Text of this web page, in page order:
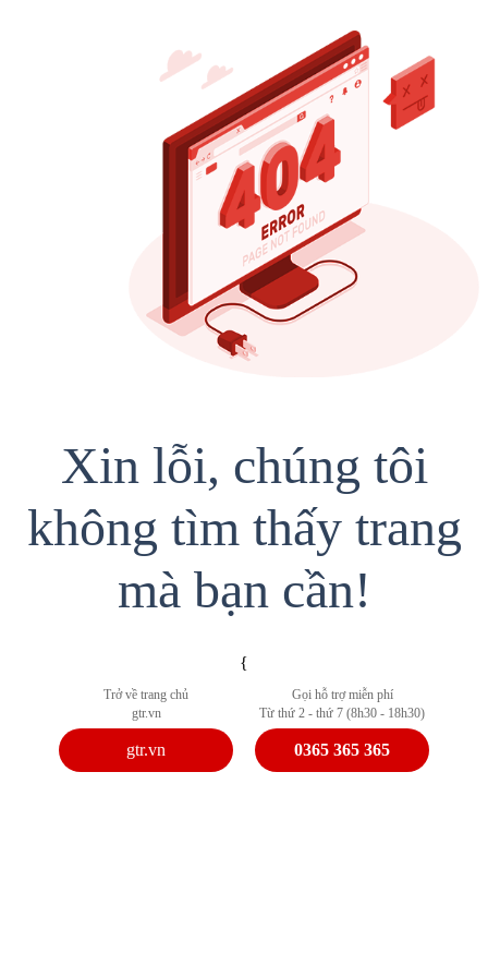
Xin lỗi, chúng tôi
không tìm thấy trang
mà bạn cần!
{
Trở về trang chủ
gtr.vn
gtr.vn
Gọi hỗ trợ miễn phí
Từ thứ 2 - thứ 7 (8h30 - 18h30)
0365 365 365